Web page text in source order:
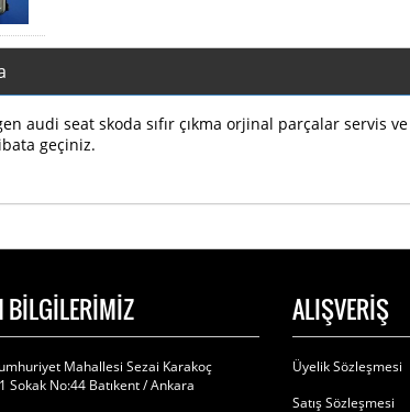
audi seat skoda sıfır çıkma orjinal parçalar servis
geçiniz.
BİLGİLERİMİZ
Mahallesi Sezai Karakoç
Sokak No:44 Batıkent / Ankara
ALIŞVERİŞ
Üyelik Sözleşmesi
Satış Sözleşmesi